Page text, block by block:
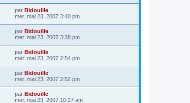
par Bidouille
mer. mai 23, 2007 3:40 pm
par Bidouille
mer. mai 23, 2007 3:38 pm
par Bidouille
mer. mai 23, 2007 2:54 pm
par Bidouille
mer. mai 23, 2007 2:52 pm
par Bidouille
mer. mai 23, 2007 10:27 am